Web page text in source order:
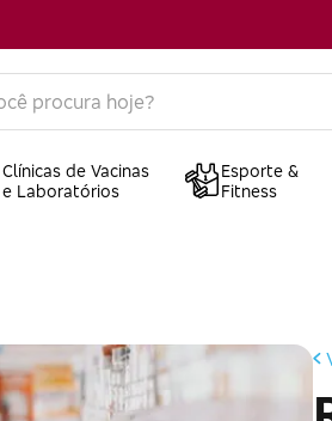
Clínicas de Vacinas
e Laboratórios
Esporte &
Fitness